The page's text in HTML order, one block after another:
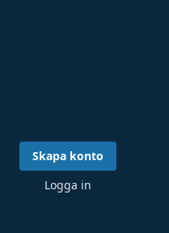
Skapa konto
Logga in